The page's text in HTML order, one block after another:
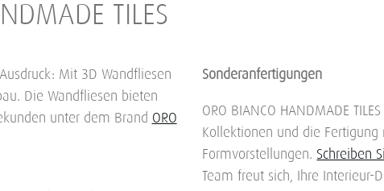
TILES
Mit 3D Wandfliesen
Die Wandfliesen bieten
unter dem Brand ORO
Sonderanfertigungen
ORO BIANCO HANDMADE
Kollektionen und die
Formvorstellungen. Schreiben
Team freut sich, Ihre Interieur-